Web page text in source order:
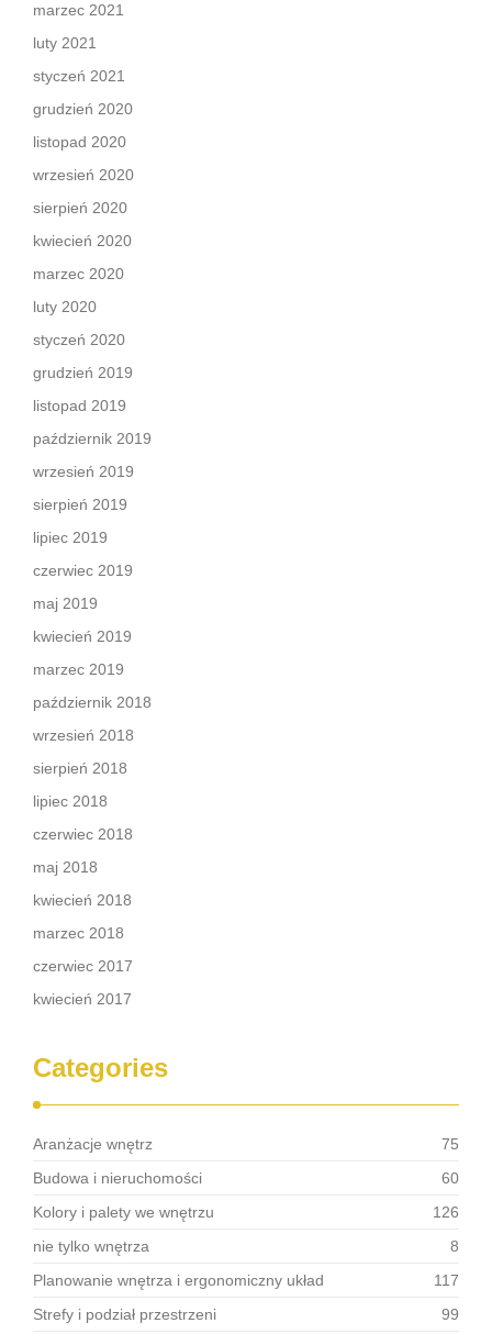
marzec 2021
luty 2021
styczeń 2021
grudzień 2020
listopad 2020
wrzesień 2020
sierpień 2020
kwiecień 2020
marzec 2020
luty 2020
styczeń 2020
grudzień 2019
listopad 2019
październik 2019
wrzesień 2019
sierpień 2019
lipiec 2019
czerwiec 2019
maj 2019
kwiecień 2019
marzec 2019
październik 2018
wrzesień 2018
sierpień 2018
lipiec 2018
czerwiec 2018
maj 2018
kwiecień 2018
marzec 2018
czerwiec 2017
kwiecień 2017
Categories
Aranżacje wnętrz
75
Budowa i nieruchomości
60
Kolory i palety we wnętrzu
126
nie tylko wnętrza
8
Planowanie wnętrza i ergonomiczny układ
117
Strefy i podział przestrzeni
99